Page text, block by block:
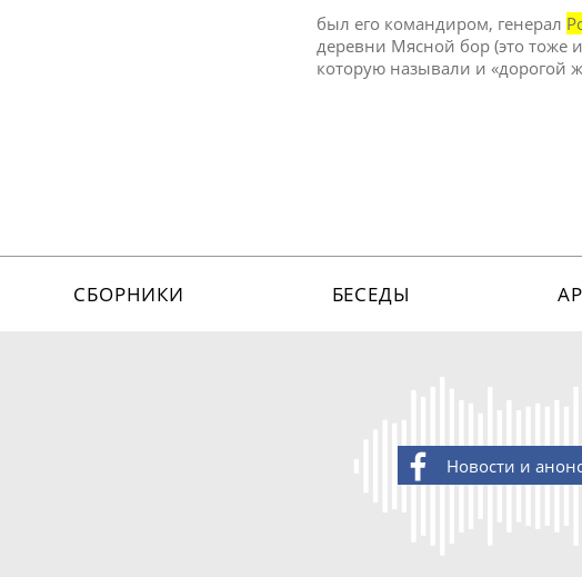
был его командиром, генерал
деревни Мясной бор (это тоже
которую называли и «дорогой
СБОРНИКИ БЕСЕДЫ
Новости и